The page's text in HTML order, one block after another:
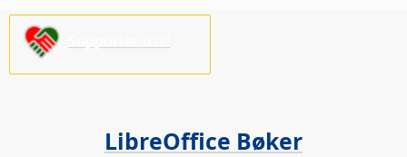
LibreOffice Bøker